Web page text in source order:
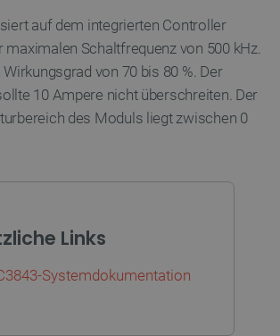
auf dem integrierten Controller
maximalen Schaltfrequenz von 500 kHz.
von 70 bis 80 %. Der
10 Ampere nicht überschreiten. Der
des Moduls liegt zwischen 0
Links
Systemdokumentation
[abcdef0123456789]{32} .botland.de
.botland.de